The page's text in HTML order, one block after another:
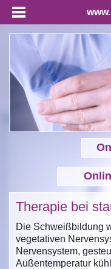
Therapie bei
Die Schweißbildung
vegetativen
Nervensystem,
Außentemperatur